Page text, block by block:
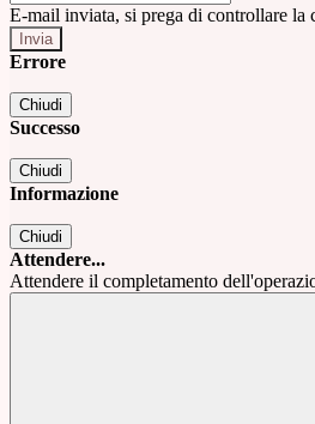
E-mail inviata, si prega di controllare la
Errore
Chiudi
Successo
Chiudi
Informazione
Chiudi
Attendere...
Attendere il completamento